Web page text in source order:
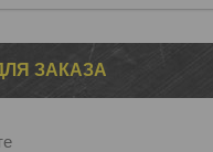
ЗАКАЗА